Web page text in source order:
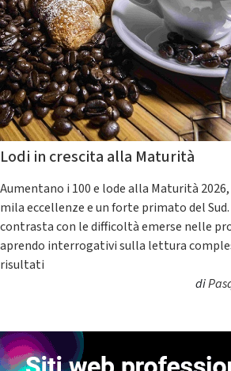
Lodi in crescita alla Maturità
Aumentano i 100 e lode alla Maturità
mila eccellenze e un forte primato del
contrasta con le difficoltà emerse nelle
aprendo interrogativi sulla lettura
risultati
di